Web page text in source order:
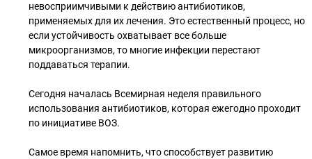
невосприимчивыми к действию антибиотиков,
применяемых для их лечения. Это естественный процесс, но
если устойчивость охватывает все больше
микроорганизмов, то многие инфекции перестают
поддаваться терапии.
Сегодня началась Всемирная неделя правильного
использования антибиотиков, которая ежегодно проходит
по инициативе ВОЗ.
Самое время напомнить, что способствует развитию